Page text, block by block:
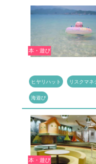
本・遊び
ヒヤリハット リスクマネ
海遊び
本・遊び